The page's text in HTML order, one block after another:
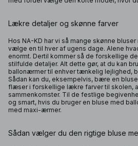
Lækre detaljer og skønne farver
Hos NA-KD har vi så mange skønne
vælge en til hver af ugens dage. Alene
enormt. Dertil kommer så de forskellige
stilfulde detaljer. Alt dette gør, at du kan
ballonærmer til enhver tænkelig lejlighed,
Sådan kan du, eksempelvis, bære en
flæser i forskellige lækre farver til skolen,
sammenkomster. Til de festlige
og smart, hvis du bruger en bluse med
med maxi-ærmer.
Sådan vælger du den rigtige bluse